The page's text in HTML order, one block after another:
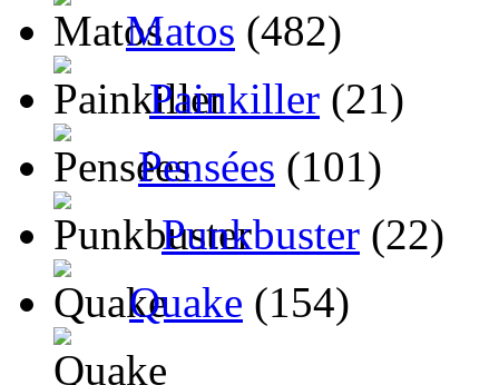
Matos (482)
Painkiller (21)
Pensées (101)
Punkbuster (22)
Quake (154)